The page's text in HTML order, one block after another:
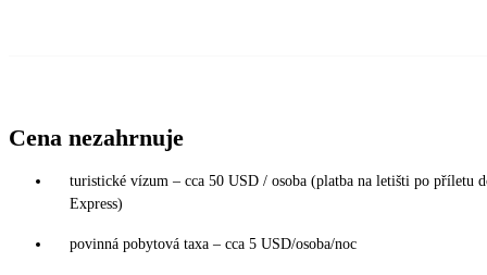
Cena nezahrnuje
turistické vízum – cca 50 USD / osoba (platba na letišti po příletu
Express)
povinná pobytová taxa – cca 5 USD/osoba/noc